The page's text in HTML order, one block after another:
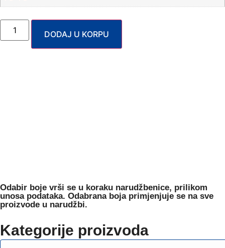
DODAJ U KORPU
Odabir boje vrši se u koraku narudžbenice, prilikom
unosa podataka. Odabrana boja primjenjuje se na sve
proizvode u narudžbi.
Kategorije proizvoda